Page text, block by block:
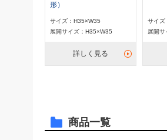
形）
サイズ：H35×W35
展開サイズ：H35×W35
詳しく見る
サイズ
展開
商品一覧